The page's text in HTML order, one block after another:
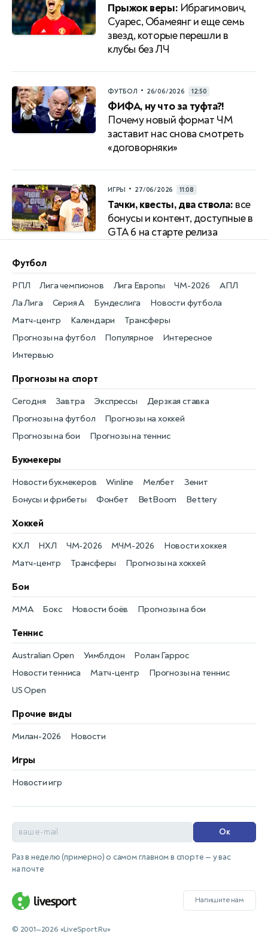
Прыжок веры: Ибрагимович,
Суарес, Обамеянг и еще семь
звезд, которые перешли в
клубы без ЛЧ
ФУТБОЛ • 26/06/2026 12:50
ФИФА, ну что за туфта?!
Почему новый формат ЧМ
заставит нас снова смотреть
«договорняки»
ИГРЫ • 27/06/2026 11:08
Тачки, квесты, два ствола: все
бонусы и контент, доступные в
GTA 6 на старте релиза
Футбол
Новости футбола
РПЛ
Матч-центр
Лига чемпионов
Календари
Лига Европы
Трансферы
ЧМ-2026
Прогнозы на футбол
АПЛ
Популярное
Ла Лига
Интересное
Серия А
Интервью
Бундеслига
Прогнозы на спорт
Прогнозы на футбол
Сегодня
Прогнозы на хоккей
Завтра
Прогнозы на бои
Экспрессы
Прогнозы на теннис
Дерзкая ставка
Букмекеры
Бонусы и фрибеты
Новости букмекеров
Фонбет
Winline
BetBoom
Мелбет
Bettery
Зенит
Хоккей
Новости хоккея
КХЛ
Матч-центр
НХЛ
Трансферы
ЧМ-2026
Прогнозы на хоккей
МЧМ-2026
Бои
Новости боёв
MMA Прогнозы на бои
Бокс
Теннис
Новости тенниса
Australian Open
Матч-центр
Уимблдон
Прогнозы на теннис
Ролан Гаррос
US Open
Прочие виды
Новости
Милан-2026
Игры
Новости игр
Ок
Раз в неделю (примерно) о самом главном в спорте — у вас
на почте
Напишите нам
© 2001—2026 «LiveSport.Ru»